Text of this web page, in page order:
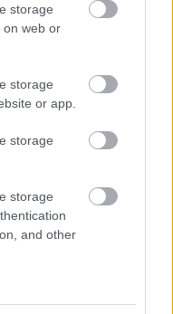
storage
on web or
storage
or app.
storage
storage
and other
kerékvetők,
irányú
volt
véletlenszerűen
A hiba
közben, a